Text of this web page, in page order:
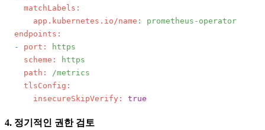
matchLabels:
app.kubernetes.io/name:
prometheus-operator
endpoints:
-
port:
https
scheme:
https
path:
/metrics
tlsConfig:
insecureSkipVerify:
true
4. 정기적인 권한 검토